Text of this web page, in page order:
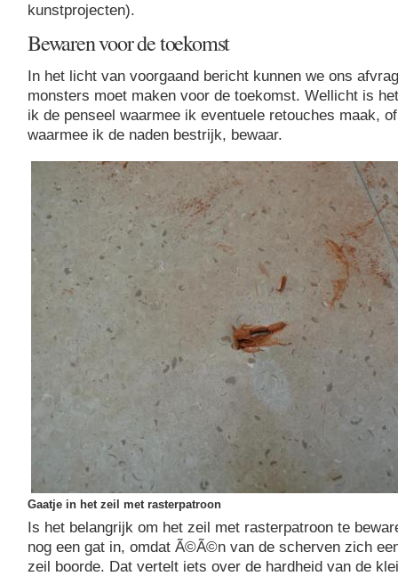
kunstprojecten).
Bewaren voor de toekomst
In het licht van voorgaand bericht kunnen we ons
monsters moet maken voor de toekomst. Wellicht is
ik de penseel waarmee ik eventuele retouches maak,
waarmee ik de naden bestrijk, bewaar.
Gaatje in het zeil met rasterpatroon
Is het belangrijk om het zeil met rasterpatroon te
nog een gat in, omdat Ã©Ã©n van de scherven zich
zeil boorde. Dat vertelt iets over de hardheid van de